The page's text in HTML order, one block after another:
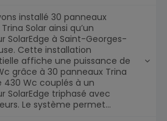
installé 30 panneaux
Solar ainsi qu’un
SolarEdge à Saint-Georges-
Cette installation
affiche une puissance de
grâce à 30 panneaux Trina
430 Wc couplés à un
SolarEdge triphasé avec
Le système permet...